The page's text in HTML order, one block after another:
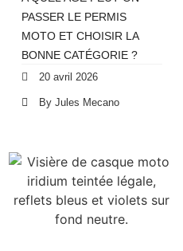
PASSER LE PERMIS
MOTO ET CHOISIR LA
BONNE CATÉGORIE ?
20 avril 2026
By Jules Mecano